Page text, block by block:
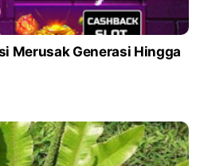
Merusak Generasi Hingga